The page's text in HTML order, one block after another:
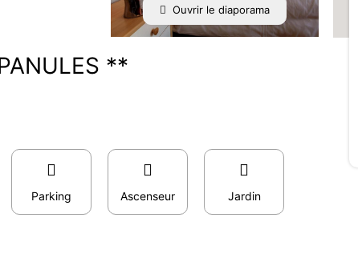
Ouvrir le diaporama
**
Parking Ascenseur Jardin